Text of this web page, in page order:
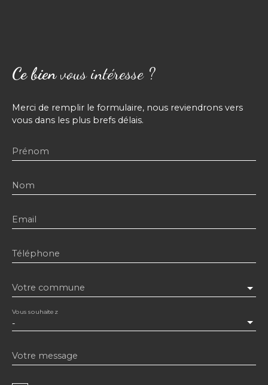
Ce bien vous intéresse ?
Merci de remplir le formulaire, nous reviendrons vers
vous dans les plus brefs délais.
Prénom
Nom
Email
Téléphone
Votre commune
-
Vous souhaitez
Votre message